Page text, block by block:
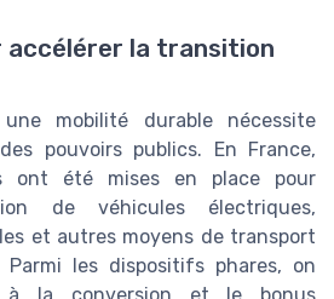
accélérer la transition
mobilité durable nécessite
pouvoirs publics. En France,
ont été mises en place pour
de véhicules électriques,
et autres moyens de transport
Parmi les dispositifs phares, on